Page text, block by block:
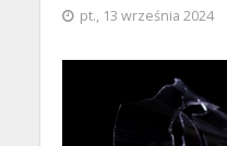
pt., 13 września 2024